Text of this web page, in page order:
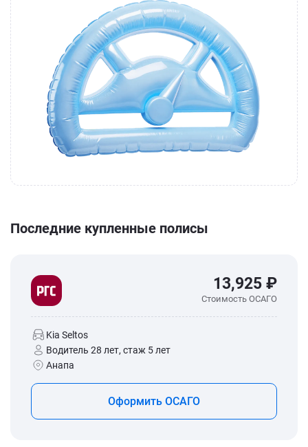
Последние купленные полисы
13,925 ₽
Стоимость ОСАГО
Kia Seltos
Водитель 28 лет, стаж 5 лет
Анапа
Оформить ОСАГО